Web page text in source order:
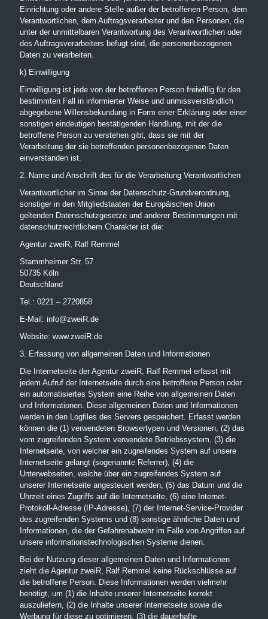
Einrichtung oder andere Stelle außer der betroffenen Person, dem
Verantwortlichen, dem Auftragsverarbeiter und den Personen, die
unter der unmittelbaren Verantwortung des Verantwortlichen oder
des Auftragsverarbeiters befugt sind, die personenbezogenen
Daten zu verarbeiten.
k) Einwilligung
Einwilligung ist jede von der betroffenen Person freiwillig für den
bestimmten Fall in informierter Weise und unmissverständlich
abgegebene Willensbekundung in Form einer Erklärung oder einer
sonstigen eindeutigen bestätigenden Handlung, mit der die
betroffene Person zu verstehen gibt, dass sie mit der
Verarbeitung der sie betreffenden personenbezogenen Daten
einverstanden ist.
2. Name und Anschrift des für die Verarbeitung Verantwortlichen
Verantwortlicher im Sinne der Datenschutz-Grundverordnung,
sonstiger in den Mitgliedstaaten der Europäischen Union
geltenden Datenschutzgesetze und anderer Bestimmungen mit
datenschutzrechtlichem Charakter ist die:
Agentur zweiR, Ralf Remmel
Stammheimer Str. 57
50735 Köln
Deutschland
Tel.: 0221 – 2720858
E-Mail: info@zweiR.de
Website: www.zweiR.de
3. Erfassung von allgemeinen Daten und Informationen
Die Internetseite der Agentur zweiR, Ralf Remmel erfasst mit
jedem Aufruf der Internetseite durch eine betroffene Person oder
ein automatisiertes System eine Reihe von allgemeinen Daten
und Informationen. Diese allgemeinen Daten und Informationen
werden in den Logfiles des Servers gespeichert. Erfasst werden
können die (1) verwendeten Browsertypen und Versionen, (2) das
vom zugreifenden System verwendete Betriebssystem, (3) die
Internetseite, von welcher ein zugreifendes System auf unsere
Internetseite gelangt (sogenannte Referrer), (4) die
Unterwebseiten, welche über ein zugreifendes System auf
unserer Internetseite angesteuert werden, (5) das Datum und die
Uhrzeit eines Zugriffs auf die Internetseite, (6) eine Internet-
Protokoll-Adresse (IP-Adresse), (7) der Internet-Service-Provider
des zugreifenden Systems und (8) sonstige ähnliche Daten und
Informationen, die der Gefahrenabwehr im Falle von Angriffen auf
unsere informationstechnologischen Systeme dienen.
Bei der Nutzung dieser allgemeinen Daten und Informationen
zieht die Agentur zweiR, Ralf Remmel keine Rückschlüsse auf
die betroffene Person. Diese Informationen werden vielmehr
benötigt, um (1) die Inhalte unserer Internetseite korrekt
auszuliefern, (2) die Inhalte unserer Internetseite sowie die
Werbung für diese zu optimieren, (3) die dauerhafte